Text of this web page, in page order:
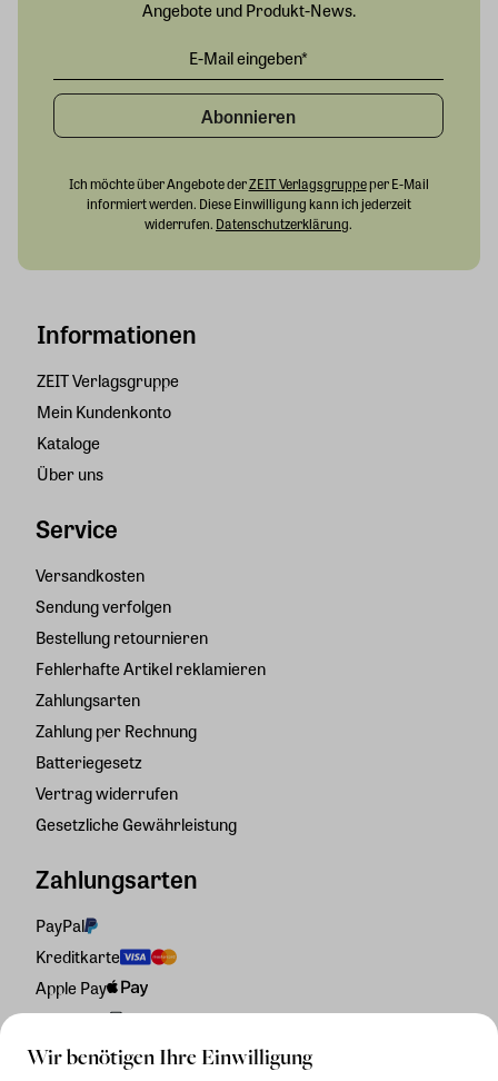
Wir benötigen Ihre Einwilligung
Informationen
ZEIT Verlagsgruppe
Mein Kundenkonto
Kataloge
Über uns
Service
Versandkosten
Sendung verfolgen
Bestellung retournieren
Fehlerhafte Artikel reklamieren
Zahlungsarten
Zahlung per Rechnung
Batteriegesetz
Vertrag widerrufen
Gesetzliche Gewährleistung
Zahlungsarten
PayPal
Kreditkarte
Apple Pay
Rechnung
Angebote und Produkt-News.
Abonnieren
Ich möchte über Angebote derZEIT Verlagsgruppeper E-Mail
informiert werden. Diese Einwilligung kann ich jederzeit
widerrufen. Datenschutzerklärung.